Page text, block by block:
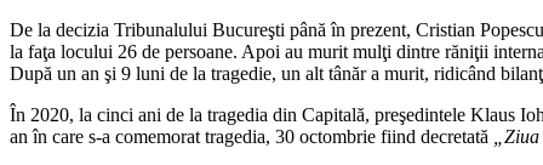
De la decizia Tribunalului Bucureşti până în prezent, Cristian
la faţa locului 26 de persoane. Apoi au murit mulţi dintre răniţii
După un an şi 9 luni de la tragedie, un alt tânăr a murit, ridicând
În 2020, la cinci ani de la tragedia din Capitală, preşedintele Klaus
an în care s-a comemorat tragedia, 30 octombrie fiind decretată